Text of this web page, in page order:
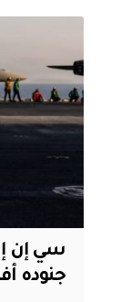
سي إن
جنوده